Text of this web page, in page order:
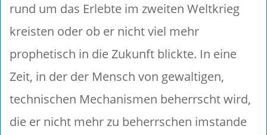
rund um das Erlebte im zweiten Weltkrieg
kreisten oder ob er nicht viel mehr
prophetisch in die Zukunft blickte. In eine
Zeit, in der der Mensch von gewaltigen,
technischen Mechanismen beherrscht wird,
die er nicht mehr zu beherrschen imstande